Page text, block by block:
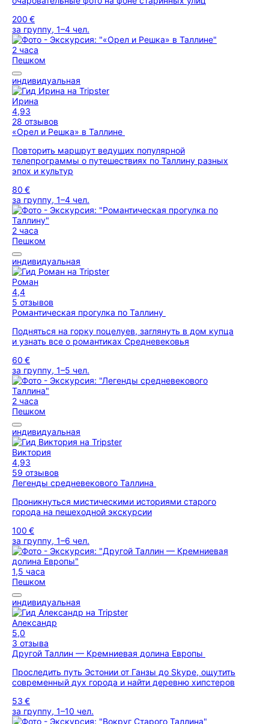
200 €
за группу, 1–4 чел.
2 часа
Пешком
индивидуальная
Ирина
4,93
28 отзывов
«Орел и Решка» в Таллине
Повторить маршрут ведущих популярной
телепрограммы о путешествиях по Таллину разных
эпох и культур
80 €
за группу, 1–4 чел.
2 часа
Пешком
индивидуальная
Роман
4,4
5 отзывов
Романтическая прогулка по Таллину
Подняться на горку поцелуев, заглянуть в дом купца
и узнать все о романтиках Средневековья
60 €
за группу, 1–5 чел.
2 часа
Пешком
индивидуальная
Виктория
4,93
59 отзывов
Легенды средневекового Таллина
Проникнуться мистическими историями старого
города на пешеходной экскурсии
100 €
за группу, 1–6 чел.
1,5 часа
Пешком
индивидуальная
Александр
5,0
3 отзыва
Другой Таллин — Кремниевая долина Европы
Проследить путь Эстонии от Ганзы до Skype, ощутить
современный дух города и найти деревню хипстеров
53 €
за группу, 1–10 чел.